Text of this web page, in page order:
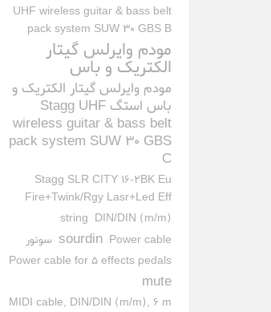
UHF wireless guitar & bass belt
pack system SUW 30 GBS B
مودم وایرلس گیتار
الکتریک و باس
مودم وایرلس گیتار الکتریک و
باس استگ Stagg UHF
wireless guitar & bass belt
pack system SUW 30 GBS
C
Stagg SLR CITY 16-2BK Eu
Fire+Twink/Rgy Lasr+Led Eff
DIN/DIN (m/m)
string
Power cable
sourdin سونور
Power cable for 5 effects pedals
mute
MIDI cable, DIN/DIN (m/m), 6 m